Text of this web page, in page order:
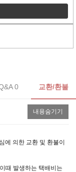
0 교환/환불
내용숨기기
에 의한 교환 및 환불이
때 발생하는 택배비는